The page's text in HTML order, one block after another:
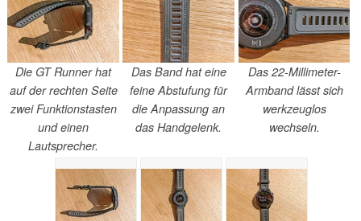
Die GT Runner hat
auf der rechten Seite
zwei Funktionstasten
und einen
Lautsprecher.
Das Band hat eine
feine Abstufung für
die Anpassung an
das Handgelenk.
Das 22-Millimeter-
Armband lässt sich
werkzeuglos
wechseln.